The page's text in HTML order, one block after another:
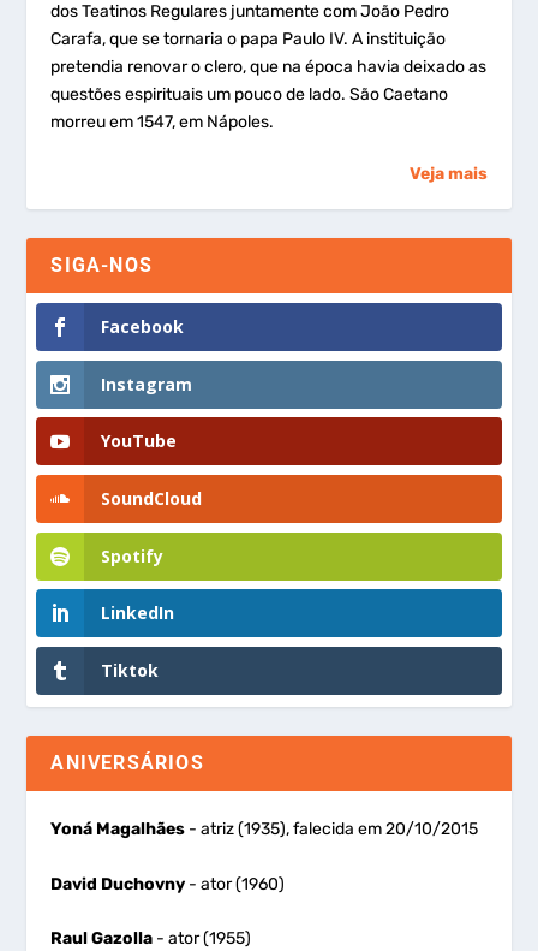
dos Teatinos Regulares juntamente com João Pedro
Carafa, que se tornaria o papa Paulo IV. A instituição
pretendia renovar o clero, que na época havia deixado as
questões espirituais um pouco de lado. São Caetano
morreu em 1547, em Nápoles.
Veja mais
SIGA-NOS
Facebook
Instagram
YouTube
SoundCloud
Spotify
LinkedIn
Tiktok
ANIVERSÁRIOS
Yoná Magalhães - atriz (1935), falecida em 20/10/2015
David Duchovny - ator (1960)
Raul Gazolla - ator (1955)